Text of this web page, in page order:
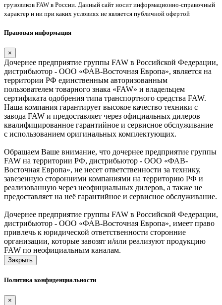
грузовиков FAW в России. Данный сайт носит информационно-справочный
характер и ни при каких условиях не является публичной офертой
Правовая информация
×
Дочернее предприятие группы FAW в Российской Федерации,
дистрибьютор - ООО «ФАВ-Восточная Европа», является на
территории РФ единственным авторизованным
пользователем товарного знака «FAW» и владельцем
сертификата одобрения типа транспортного средства FAW.
Наша компания гарантирует высокое качество техники с
завода FAW и предоставляет через официальных дилеров
квалифицированное гарантийное и сервисное обслуживание
с использованием оригинальных комплектующих.
Обращаем Ваше внимание, что дочернее предприятие группы
FAW на территории РФ, дистрибьютор - ООО «ФАВ-
Восточная Европа», не несет ответственности за технику,
завезенную сторонними компаниями на территорию РФ и
реализованную через неофициальных дилеров, а также не
предоставляет на неё гарантийное и сервисное обслуживание.
Дочернее предприятие группы FAW в Российской Федерации,
дистрибьютор - ООО «ФАВ-Восточная Европа», имеет право
привлечь к юридической ответственности сторонние
организации, которые завозят и/или реализуют продукцию
FAW по неофициальным каналам.
Закрыть
Политика конфиденциальности
×